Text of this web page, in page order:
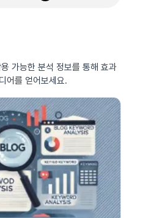
가능한 분석 정보를 통해 효과
어를 얻어보세요.